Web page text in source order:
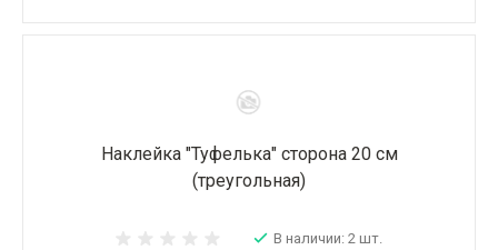
Наклейка "Туфелька" сторона 20 см
(треугольная)
В наличии: 2 шт.